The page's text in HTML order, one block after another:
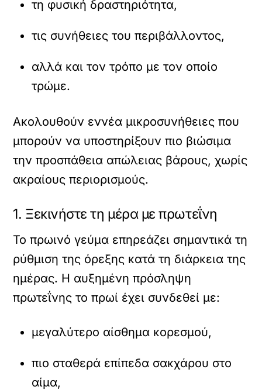
τη φυσική δραστηριότητα,
τις συνήθειες του περιβάλλοντος,
αλλά και τον τρόπο με τον οποίο
τρώμε.
Ακολουθούν εννέα μικροσυνήθειες που
μπορούν να υποστηρίξουν πιο βιώσιμα
την προσπάθεια απώλειας βάρους, χωρίς
ακραίους περιορισμούς.
1. Ξεκινήστε τη μέρα με πρωτεΐνη
Το πρωινό γεύμα επηρεάζει σημαντικά τη
ρύθμιση της όρεξης κατά τη διάρκεια της
ημέρας. Η αυξημένη πρόσληψη
πρωτεΐνης το πρωί έχει συνδεθεί με:
μεγαλύτερο αίσθημα κορεσμού,
πιο σταθερά επίπεδα σακχάρου στο
αίμα,